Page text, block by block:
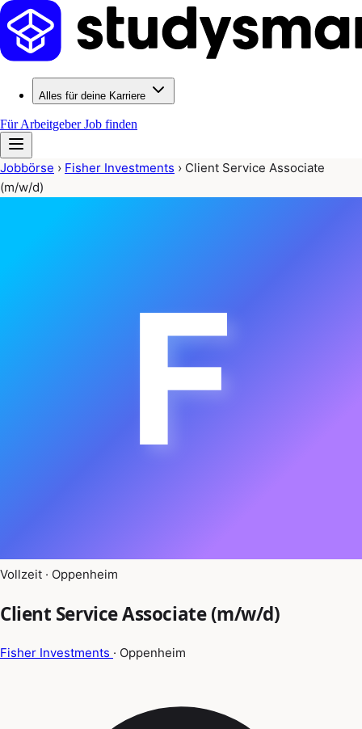
Alles für deine Karriere
Für ArbeitgeberJob finden
Jobbörse › Fisher Investments › Client Service Associate
(m/w/d)
F
Vollzeit · Oppenheim
Client Service Associate (m/w/d)
Fisher Investments · Oppenheim